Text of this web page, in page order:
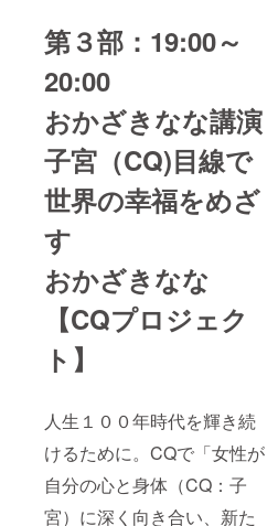
第３部：19:00～
20:00
おかざきなな講演
子宮（CQ)目線で
世界の幸福をめざ
す
おかざきなな
【CQプロジェク
ト】
人生１００年時代を輝き続
けるために。CQで「女性が
自分の心と身体（CQ：子
宮）に深く向き合い、新た